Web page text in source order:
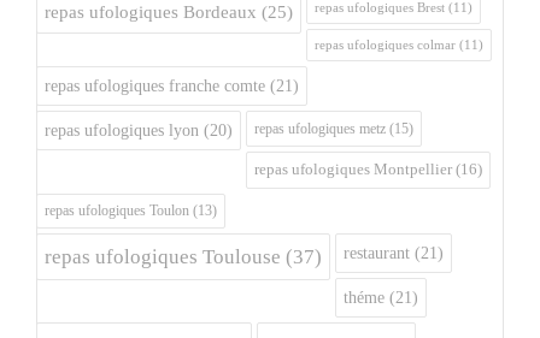
repas ufologiques Bordeaux (25) repas ufologiques Brest (11)
repas ufologiques colmar (11)
repas ufologiques franche comte (21)
repas ufologiques lyon (20) repas ufologiques metz (15)
repas ufologiques Montpellier (16)
repas ufologiques Toulon (13)
repas ufologiques Toulouse (37) restaurant (21)
théme (21)